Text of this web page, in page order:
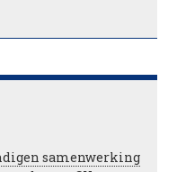
samenwerking